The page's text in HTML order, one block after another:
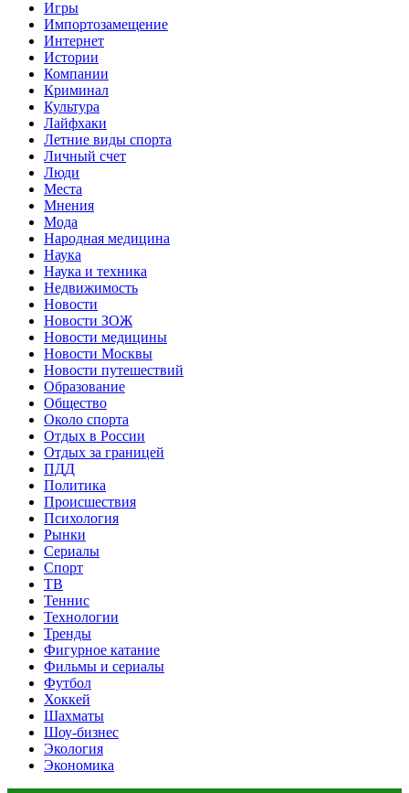
Игры
Импортозамещение
Интернет
Истории
Компании
Криминал
Культура
Лайфхаки
Летние виды спорта
Личный счет
Люди
Места
Мнения
Мода
Народная медицина
Наука
Наука и техника
Недвижимость
Новости
Новости ЗОЖ
Новости медицины
Новости Москвы
Новости путешествий
Образование
Общество
Около спорта
Отдых в России
Отдых за границей
ПДД
Политика
Происшествия
Психология
Рынки
Сериалы
Спорт
ТВ
Теннис
Технологии
Тренды
Фигурное катание
Фильмы и сериалы
Футбол
Хоккей
Шахматы
Шоу-бизнес
Экология
Экономика